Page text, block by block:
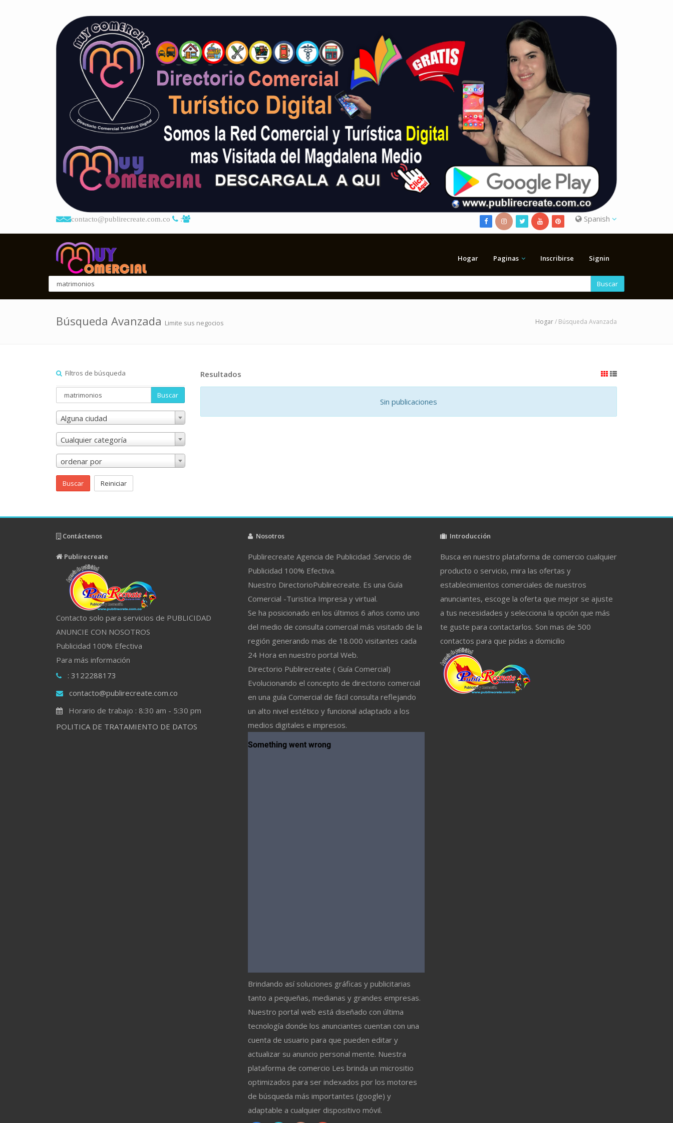
contacto@publirecreate.com.co : Spanish
Hogar Paginas Inscribirse Signin
Buscar
Búsqueda Avanzada Limite sus negocios Hogar/ Búsqueda Avanzada
Filtros de búsqueda
Buscar
Alguna ciudad
Cualquier categoría
ordenar por
Buscar Reiniciar
Resultados
Sin publicaciones
Contáctenos
Publirecreate
Contacto solo para servicios de PUBLICIDAD
ANUNCIE CON NOSOTROS
Publicidad 100% Efectiva
Para más información
: 3122288173
contacto@publirecreate.com.co
Horario de trabajo : 8:30 am - 5:30 pm
POLITICA DE TRATAMIENTO DE DATOS
Nosotros
Publirecreate Agencia de Publicidad .Servicio de
Publicidad 100% Efectiva.
Nuestro DirectorioPublirecreate. Es una Guía
Comercial -Turistica Impresa y virtual.
Se ha posicionado en los últimos 6 años como uno
del medio de consulta comercial más visitado de la
región generando mas de 18.000 visitantes cada
24 Hora en nuestro portal Web.
Directorio Publirecreate ( Guía Comercial)
Evolucionando el concepto de directorio comercial
en una guía Comercial de fácil consulta reflejando
un alto nivel estético y funcional adaptado a los
medios digitales e impresos.
Brindando así soluciones gráficas y publicitarias
tanto a pequeñas, medianas y grandes empresas.
Nuestro portal web está diseñado con última
tecnología donde los anunciantes cuentan con una
cuenta de usuario para que pueden editar y
actualizar su anuncio personal mente. Nuestra
plataforma de comercio Les brinda un micrositio
optimizados para ser indexados por los motores
de búsqueda más importantes (google) y
adaptable a cualquier dispositivo móvil.
Introducción
Busca en nuestro plataforma de comercio cualquier
producto o servicio, mira las ofertas y
establecimientos comerciales de nuestros
anunciantes, escoge la oferta que mejor se ajuste
a tus necesidades y selecciona la opción que más
te guste para contactarlos. Son mas de 500
contactos para que pidas a domicilio